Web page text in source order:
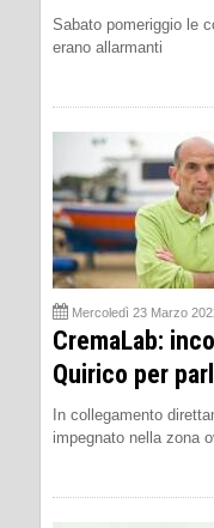
Sabato pomeriggio le
erano allarmanti
Mercoledì 23 Marzo
CremaLab:
Quirico per
In collegamento
impegnato nella zona